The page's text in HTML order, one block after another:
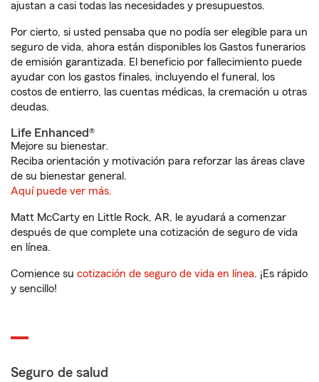
ajustan a casi todas las necesidades y presupuestos.
Por cierto, si usted pensaba que no podía ser elegible para un
seguro de vida, ahora están disponibles los Gastos funerarios
de emisión garantizada. El beneficio por fallecimiento puede
ayudar con los gastos finales, incluyendo el funeral, los
costos de entierro, las cuentas médicas, la cremación u otras
deudas.
Life Enhanced®
Mejore su bienestar.
Reciba orientación y motivación para reforzar las áreas clave
de su bienestar general.
Aquí puede ver más.
Matt McCarty en Little Rock, AR, le ayudará a comenzar
después de que complete una cotización de seguro de vida
en línea.
Comience su cotización de seguro de vida en línea. ¡Es rápido
y sencillo!
Seguro de salud